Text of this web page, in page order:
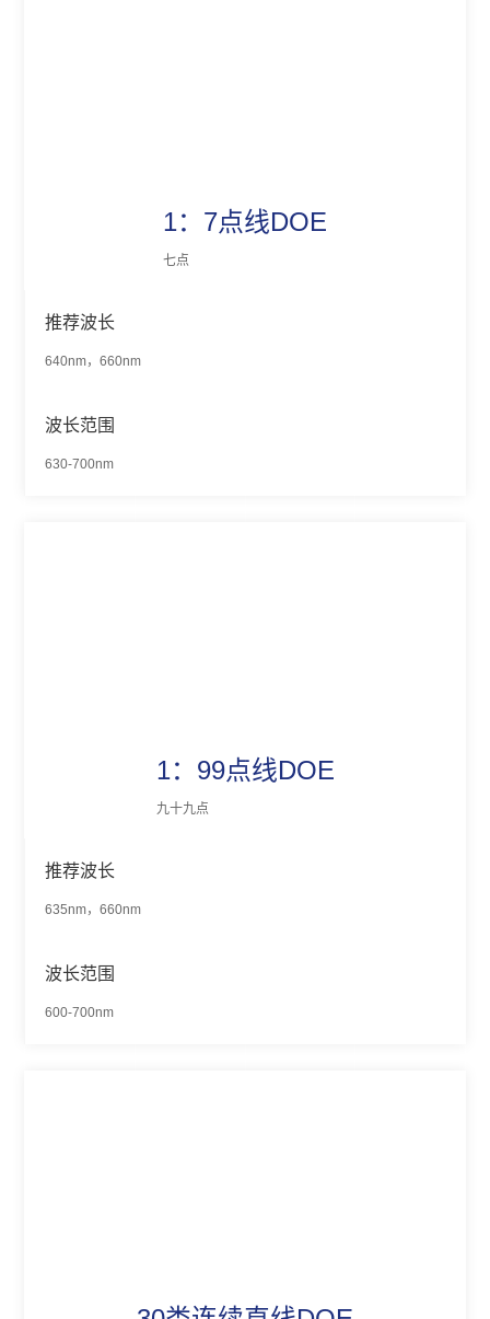
1：7点线DOE
七点
推荐波长
640nm，660nm
波长范围
630-700nm
1：99点线DOE
九十九点
推荐波长
635nm，660nm
波长范围
600-700nm